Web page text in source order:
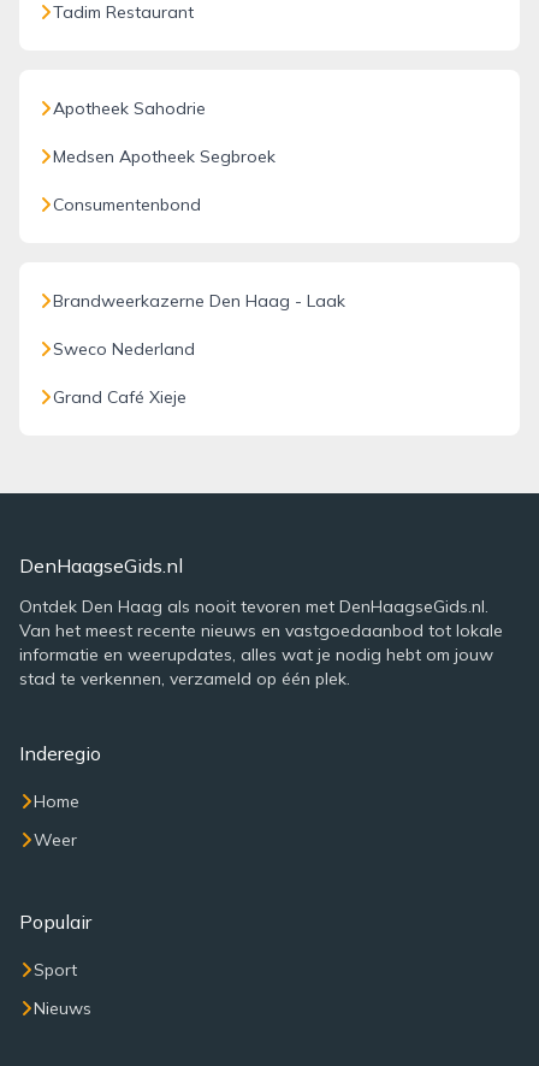
Tadim Restaurant
Apotheek Sahodrie
Medsen Apotheek Segbroek
Consumentenbond
Brandweerkazerne Den Haag - Laak
Sweco Nederland
Grand Café Xieje
DenHaagseGids.nl
Ontdek Den Haag als nooit tevoren met DenHaagseGids.nl.
Van het meest recente nieuws en vastgoedaanbod tot lokale
informatie en weerupdates, alles wat je nodig hebt om jouw
stad te verkennen, verzameld op één plek.
Inderegio
Home
Weer
Populair
Sport
Nieuws